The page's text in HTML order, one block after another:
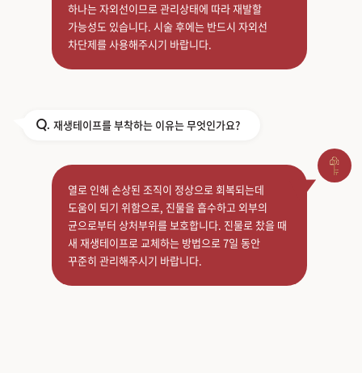
하나는 자외선이므로 관리상태에 따라 재발할
가능성도 있습니다. 시술 후에는 반드시 자외선
차단제를 사용해주시기 바랍니다.
Q. 재생테이프를 부착하는 이유는 무엇인가요?
열로 인해 손상된 조직이 정상으로 회복되는데
도움이 되기 위함으로, 진물을 흡수하고 외부의
균으로부터 상처부위를 보호합니다. 진물로 찼을 때
새 재생테이프로 교체하는 방법으로 7일 동안
꾸준히 관리해주시기 바랍니다.